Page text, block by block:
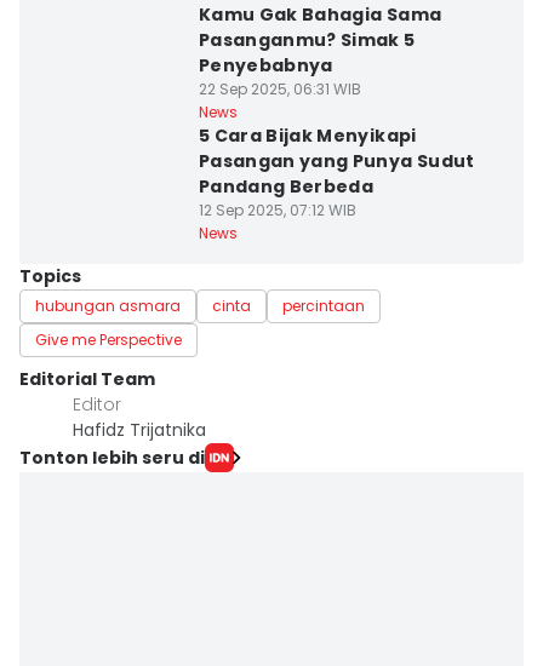
Kamu Gak Bahagia Sama
Pasanganmu? Simak 5
Penyebabnya
22 Sep 2025, 06:31 WIB
News
5 Cara Bijak Menyikapi
Pasangan yang Punya Sudut
Pandang Berbeda
12 Sep 2025, 07:12 WIB
News
Topics
hubungan asmara cinta
percintaan
Give me Perspective
Editorial Team
Editor
Hafidz Trijatnika
Tonton lebih seru di